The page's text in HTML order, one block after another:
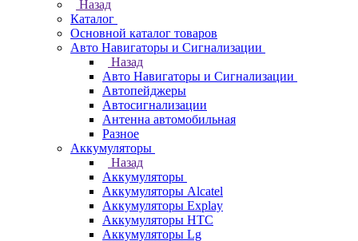
Назад
Каталог
Основной каталог товаров
Авто Навигаторы и Сигнализации
Назад
Авто Навигаторы и Сигнализации
Автопейджеры
Автосигнализации
Антенна автомобильная
Разное
Аккумуляторы
Назад
Аккумуляторы
Аккумуляторы Alcatel
Аккумуляторы Explay
Аккумуляторы HTC
Аккумуляторы Lg